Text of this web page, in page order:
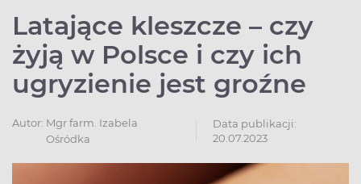
Latające kleszcze – czy
żyją w Polsce i czy ich
ugryzienie jest groźne
Autor: Mgr farm. Izabela
Ośródka
Data publikacji:
20.07.2023